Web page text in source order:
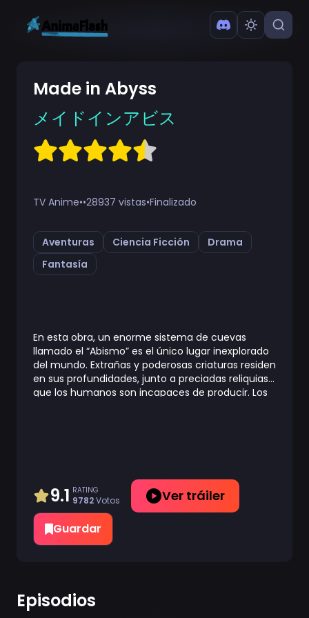
Made in Abyss
メイドインアビス
TV Anime••28937 vistas•Finalizado
Aventuras Ciencia Ficción
Drama
Fantasía
En esta obra, un enorme sistema de cuevas
llamado el “Abismo” es el único lugar inexplorado
del mundo. Extrañas y poderosas criaturas residen
en sus profundidades, junto a preciadas reliquias
que los humanos son incapaces de producir. Los
madre, y solventar los misterios del sistema de
cuevas. Un día, Rico comienza a explorar las
cuevas y descubre un robot con aspecto de un
chico humano.
9.1 RATING
9782Votos Ver tráiler
Guardar
Episodios